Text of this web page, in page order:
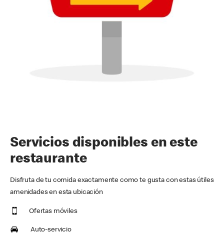
Servicios disponibles en este
restaurante
Disfruta de tu comida exactamente como te gusta con estas útiles
amenidades en esta ubicación
Ofertas móviles
Auto-servicio